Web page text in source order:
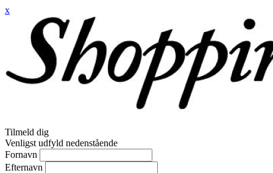
x
Tilmeld dig
Venligst udfyld nedenstående
Fornavn
Efternavn